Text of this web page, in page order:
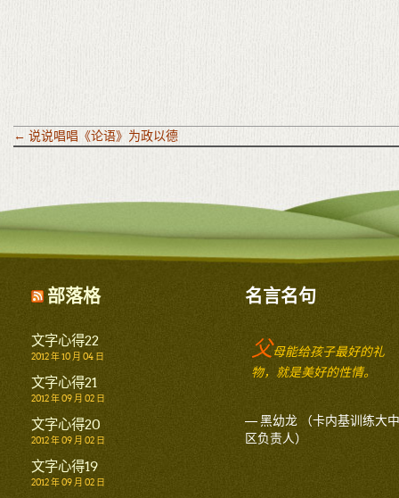
← 说说唱唱《论语》为政以德
部落格
文字心得22
2012 年 10 月 04 日
文字心得21
2012 年 09 月 02 日
文字心得20
2012 年 09 月 02 日
文字心得19
2012 年 09 月 02 日
名言名句
父母能给孩子最好的礼
物，就是美好的性情。
— 黑幼龙 （卡内基训练大
区负责人）